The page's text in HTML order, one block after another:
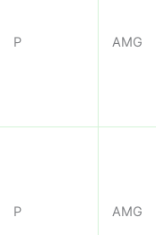
P AMG
P AMG